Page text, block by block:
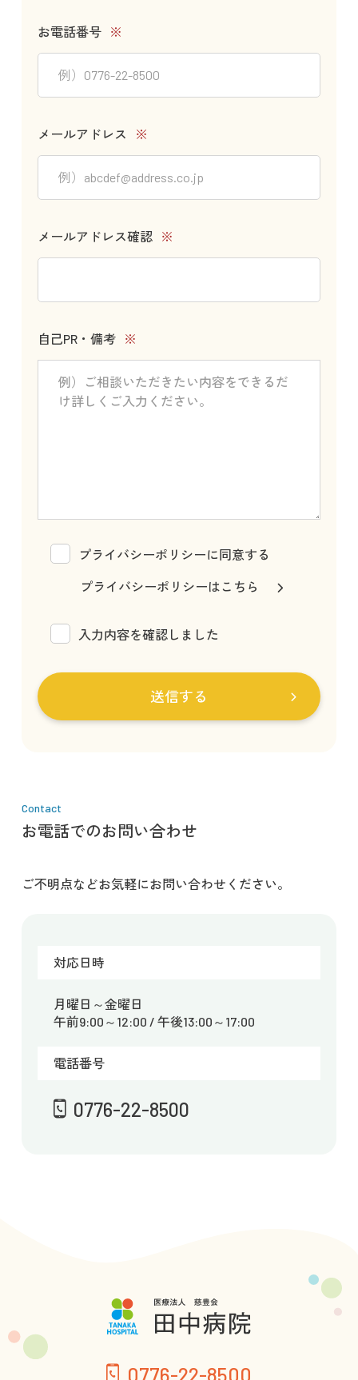
お電話番号 ※
メールアドレス ※
メールアドレス確認 ※
自己PR・備考 ※
プライバシーポリシーに同意する
プライバシーポリシーはこちら
入力内容を確認しました
Contact
お電話でのお問い合わせ
ご不明点などお気軽にお問い合わせください。
対応日時
月曜日～金曜日
午前9:00～12:00 / 午後13:00～17:00
電話番号
0776-22-8500
0776-22-8500